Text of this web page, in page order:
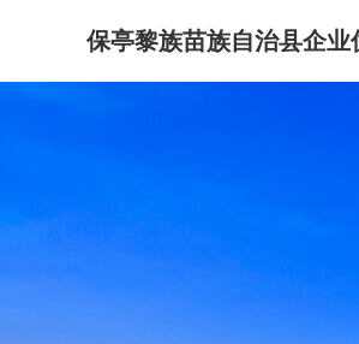
保亭黎族苗族自治县企业